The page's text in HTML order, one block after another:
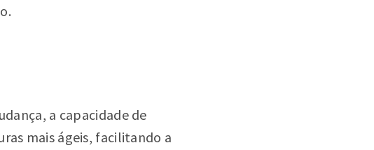
a capacidade de
mais ágeis, facilitando a